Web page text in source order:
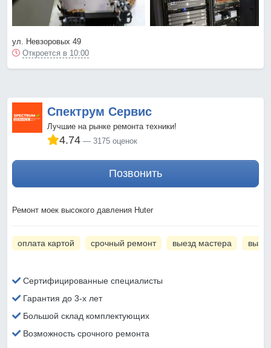
ул. Невзоровых 49
Откроется в 10:00
Спектрум Сервис
Лучшие на рынке ремонта техники!
4.74 3175 оценок
Позвонить
Ремонт моек высокого давления Huter
оплата картой срочный ремонт выезд мастера
Сертифицированные специалисты
Гарантия до 3-х лет
Большой склад комплектующих
Возможность срочного ремонта